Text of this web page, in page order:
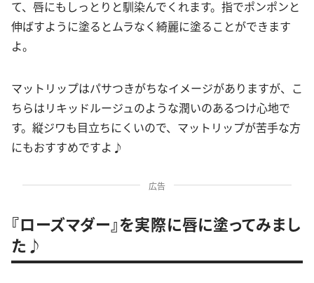
て、唇にもしっとりと馴染んでくれます。指でポンポンと
伸ばすように塗るとムラなく綺麗に塗ることができます
よ。
マットリップはパサつきがちなイメージがありますが、こ
ちらはリキッドルージュのような潤いのあるつけ心地で
す。縦ジワも目立ちにくいので、マットリップが苦手な方
にもおすすめですよ♪
広告
『ローズマダー』を実際に唇に塗ってみまし
た♪